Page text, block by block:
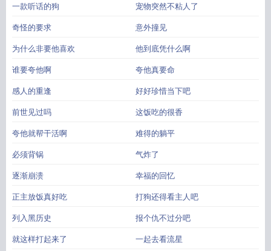
一款听话的狗 宠物突然不粘人了
奇怪的要求 意外撞见
为什么非要他喜欢 他到底凭什么啊
谁要夸他啊 夸他真要命
感人的重逢 好好珍惜当下吧
前世见过吗 这饭吃的很香
夸他就帮干活啊 难得的躺平
必须背锅 气炸了
逐渐崩溃 幸福的回忆
正主放饭真好吃 打狗还得看主人吧
列入黑历史 报个仇不过分吧
就这样打起来了 一起去看流星